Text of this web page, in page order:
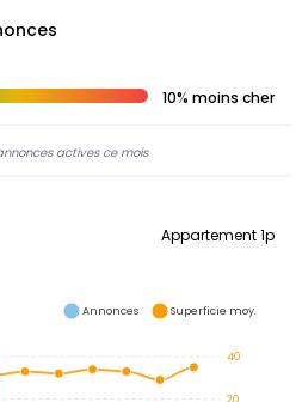
10% moins cher
actives ce mois
Appartement 1p
40
Annonces Superficie moy.